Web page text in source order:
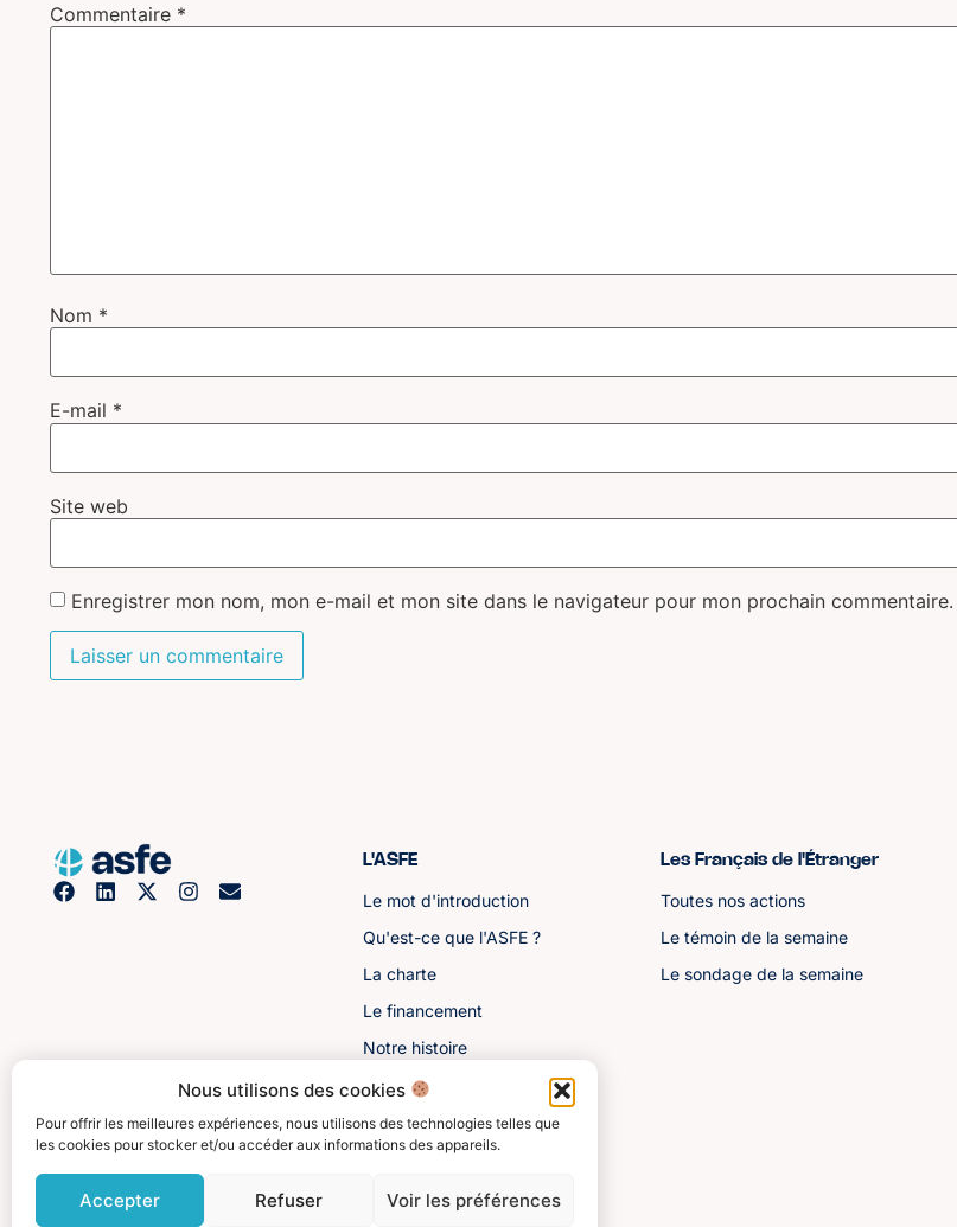
Nous utilisons des cookies
Pour offrir les meilleures expériences, nous utilisons des technologies telles que
les cookies pour stocker et/ou accéder aux informations des appareils.
Accepter Refuser Voir les préférences
Commentaire *
Nom *
E-mail *
Site web
Enregistrer mon nom, mon e-mail et mon site dans le navigateur pour mon prochain commentaire.
L'ASFE
Le mot d'introduction
Qu'est-ce que l'ASFE ?
La charte
Le financement
Notre histoire
Les sénateurs
Les Français de l'Étranger
Toutes nos actions
Le témoin de la semaine
Le sondage de la semaine